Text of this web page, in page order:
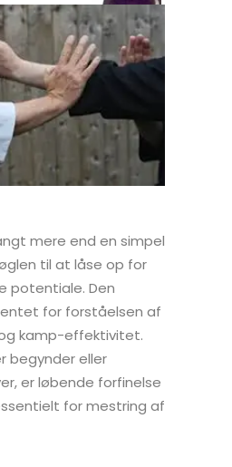
mere end en simpel
til at låse op for
potentiale. Den
for forståelsen af
kamp-effektivitet.
begynder eller
er løbende forfinelse
for mestring af